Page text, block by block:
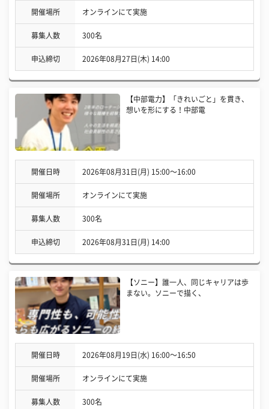
開催場所 オンラインにて実施
募集人数 300名
申込締切 2026年08月27日(木) 14:00
【中部電力】「きれいごと」を貫き、
想いを形にする！中部電
開催日時 2026年08月31日(月) 15:00〜16:00
開催場所 オンラインにて実施
募集人数 300名
申込締切 2026年08月31日(月) 14:00
【ソニー】誰一人、同じキャリアは歩
まない。ソニーで描く、
開催日時 2026年08月19日(水) 16:00〜16:50
開催場所 オンラインにて実施
募集人数 300名